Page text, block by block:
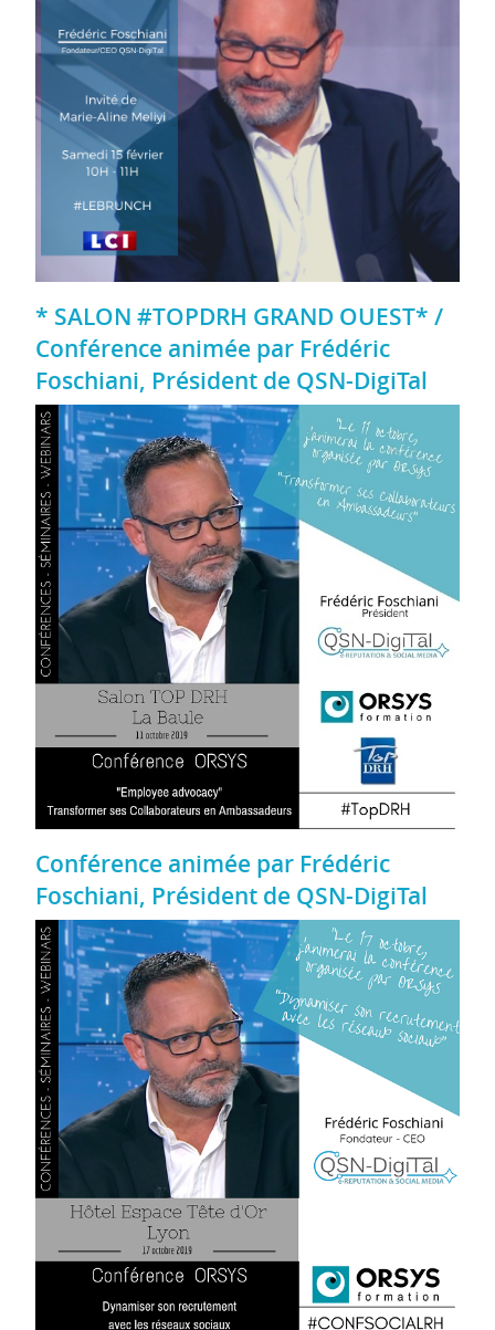
* SALON #TOPDRH GRAND OUEST* /
Conférence animée par Frédéric
Foschiani, Président de QSN-DigiTal
Conférence animée par Frédéric
Foschiani, Président de QSN-DigiTal